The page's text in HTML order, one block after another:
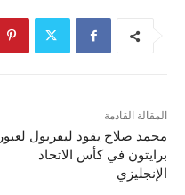
المقالة القادمة
محمد صلاح يقود ليفربول لعبور
برايتون في كأس الاتحاد
الإنجليزي